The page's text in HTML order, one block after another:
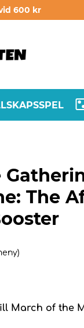
600 kr
The
March of the